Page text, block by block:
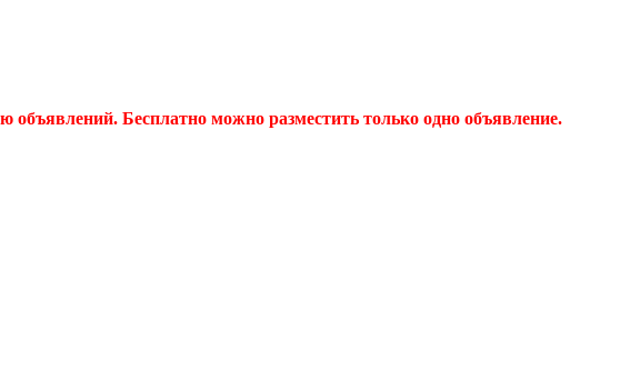
Бесплатно можно разместить только одно объявление.